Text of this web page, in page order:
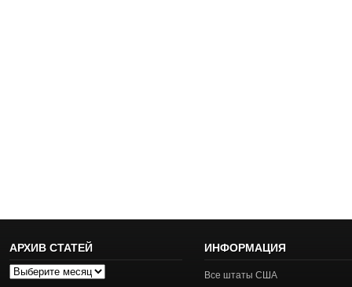
АРХИВ СТАТЕЙ
Архив
ИНФОРМАЦИЯ
Все штаты США